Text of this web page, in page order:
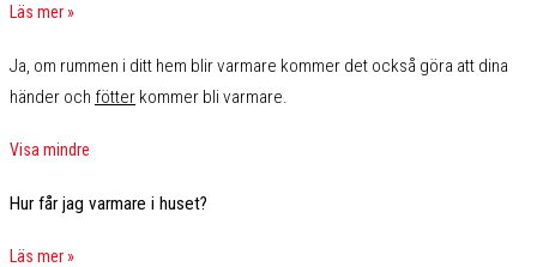
Läs mer »
Ja, om rummen i ditt hem blir varmare kommer det också göra att dina
händer och fötter kommer bli varmare.
Visa mindre
Hur får jag varmare i huset?
Läs mer »